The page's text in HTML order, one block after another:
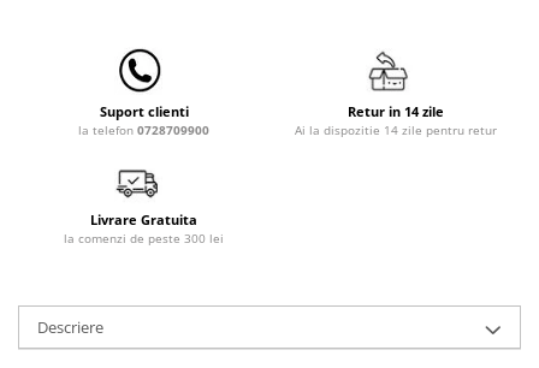
Porti de siguranta
Dulap si cutii jucarii
Sac de dormit copii
Leagane & balansoare & sezlonguri
Covorase de joaca
Lampi de veghe
Mobilier Birou
Suport clienti
la telefon 0728709900
Retur in 14 zile
Ai la dispozitie 14 zile pentru retur
Livrare Gratuita
la comenzi de peste 300 lei
Descriere